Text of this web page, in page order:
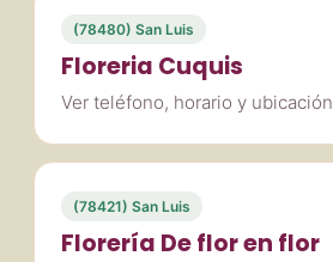
(78480) San Luis
Floreria Cuquis
Ver teléfono, horario y ubicación
(78421) San Luis
Florería De flor en flor